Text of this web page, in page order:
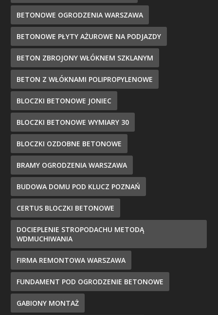
BETONOWE OGRODZENIA WARSZAWA
BETONOWE PŁYTY AŻUROWE NA PODJAZDY
BETON ZBROJONY WŁÓKNEM SZKLANYM
BETON Z WŁÓKNAMI POLIPROPYLENOWE
BLOCZKI BETONOWE JONIEC
BLOCZKI BETONOWE WYMIARY 30
BLOCZKI OZDOBNE BETONOWE
BRAMY OGRODZENIA WARSZAWA
BUDOWA DOMU POD KLUCZ POZNAŃ
CERTUS BLOCZKI BETONOWE
DOCIEPLENIE STROPODACHU METODĄ
WDMUCHIWANIA
FIRMA REMONTOWA WARSZAWA
FUNDAMENT POD OGRODZENIE BETONOWE
GABIONY MONTAŻ